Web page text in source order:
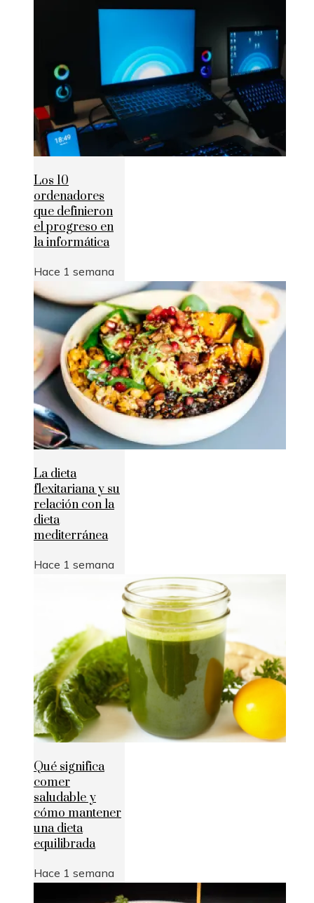
Los 10
ordenadores
que definieron
el progreso en
la informática
Hace 1 semana
La dieta
flexitariana y su
relación con la
dieta
mediterránea
Hace 1 semana
Qué significa
comer
saludable y
cómo mantener
una dieta
equilibrada
Hace 1 semana